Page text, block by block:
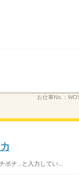
お仕事No.：
ポチ...と入力してい...